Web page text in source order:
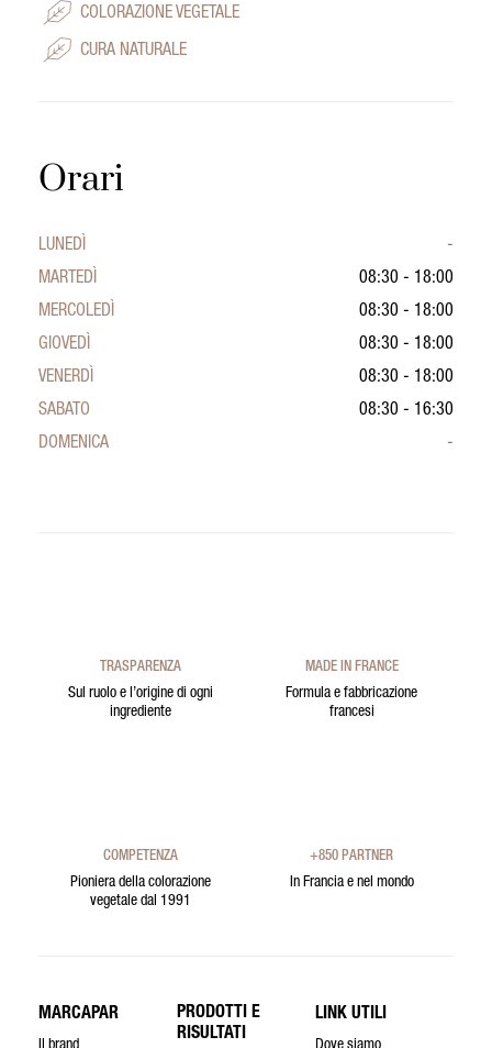
COLORAZIONE VEGETALE
CURA NATURALE
Orari
LUNEDÌ
-
MARTEDÌ
08:30 - 18:00
MERCOLEDÌ
08:30 - 18:00
GIOVEDÌ
08:30 - 18:00
VENERDÌ
08:30 - 18:00
SABATO
08:30 - 16:30
DOMENICA
-
TRASPARENZA
Sul ruolo e l’origine di ogni
ingrediente
MADE IN FRANCE
Formula e fabbricazione
francesi
COMPETENZA
Pioniera della colorazione
vegetale dal 1991
+850 PARTNER
In Francia e nel mondo
MARCAPAR
PRODOTTI E
RISULTATI
LINK UTILI